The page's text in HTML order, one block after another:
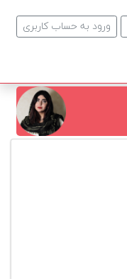
ورود به حساب کاربری